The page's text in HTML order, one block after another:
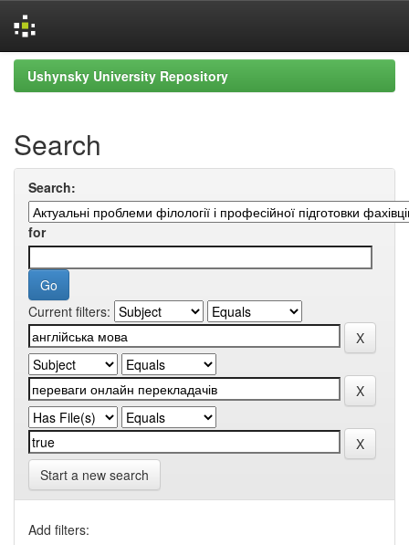
Skip
navigation
Ushynsky University Repository
Search
Search:
for
Current filters:
Start a new search
Add filters: